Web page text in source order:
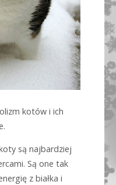
kotów i ich
są najbardziej
Są one tak
z białka i